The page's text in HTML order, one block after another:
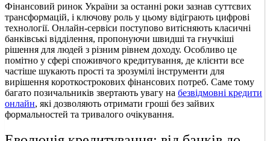
Фінансовий ринок України за останні роки зазнав суттєвих
трансформацій, і ключову роль у цьому відіграють цифрові
технології. Онлайн-сервіси поступово витісняють класичні
банківські відділення, пропонуючи швидші та гнучкіші
рішення для людей з різним рівнем доходу. Особливо це
помітно у сфері споживчого кредитування, де клієнти все
частіше шукають прості та зрозумілі інструменти для
вирішення короткострокових фінансових потреб. Саме тому
багато позичальників звертають увагу на безвідмовні кредити
онлайн, які дозволяють отримати гроші без зайвих
формальностей та тривалого очікування.